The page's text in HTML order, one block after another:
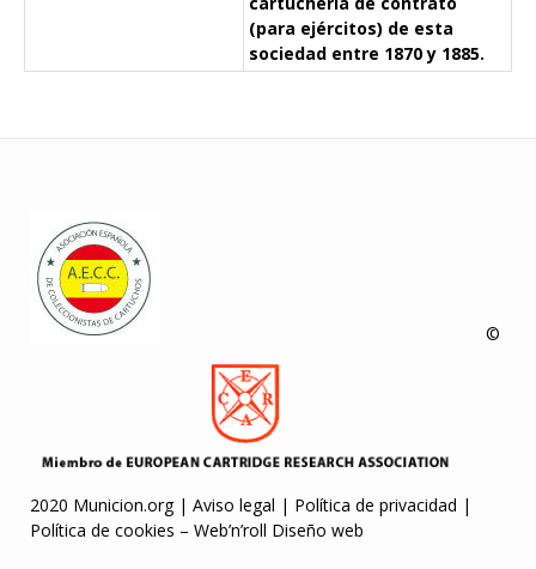
(para ejércitos) de esta
sociedad entre 1870 y 1885.
©
2020 Municion.org | Aviso legal | Política de privacidad |
Política de cookies – Web’n’roll Diseño web